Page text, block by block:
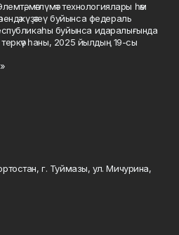
мәғлүмәт технологиялары һәм
күҙәтеү буйынса федераль
буйынса идаралығында
теркәү һаны, 2025 йылдың 19-сы
г. Туймазы, ул. Мичурина,